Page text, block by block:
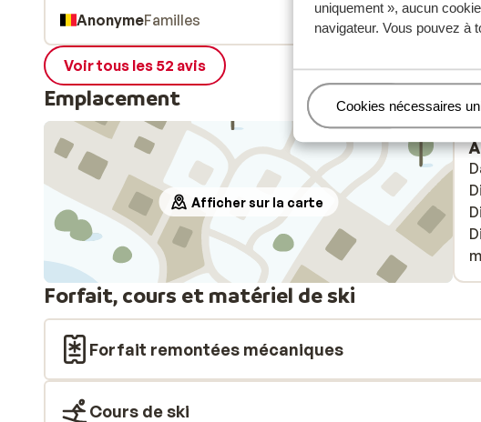
uniquement », aucun
navigateur. Vous pouvez à
Gérer
Cookies nécessaires
AnonymeFamilles
Voir tous les 52 avis
Emplacement
Afficher sur la carte
Forfait, cours et matériel de ski
Forfait remontées mécaniques
Cours de ski